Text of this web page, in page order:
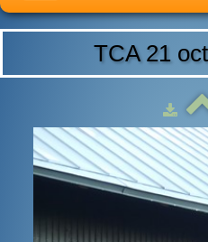
ACCUEIL
ACTUALITÉS
CALENDRIER
ADHÉSION
LIENS
TCA 21